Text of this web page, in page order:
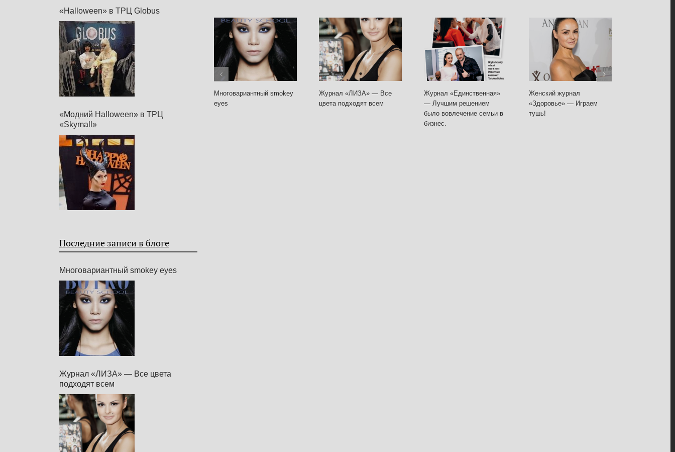
Многовариантный smokey
eyes
Журнал «ЛИЗА» — Все
цвета подходят всем
Журнал «Единственная»
— Лучшим решением
было вовлечение семьи в
бизнес.
Женский журнал
«Здоровье» — Играем
тушь!
«Halloween» в ТРЦ Globus
«Модний Halloween» в ТРЦ
«Skymall»
Последние записи в блоге
Многовариантный smokey eyes
Журнал «ЛИЗА» — Все цвета
подходят всем